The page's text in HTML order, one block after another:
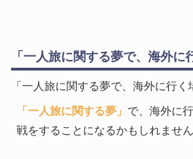
「一人旅に関する夢で、海外に
「一人旅に関する夢で、海外に行く
「一人旅に関する夢」 で、海外に
戦をすることになるかもしれません